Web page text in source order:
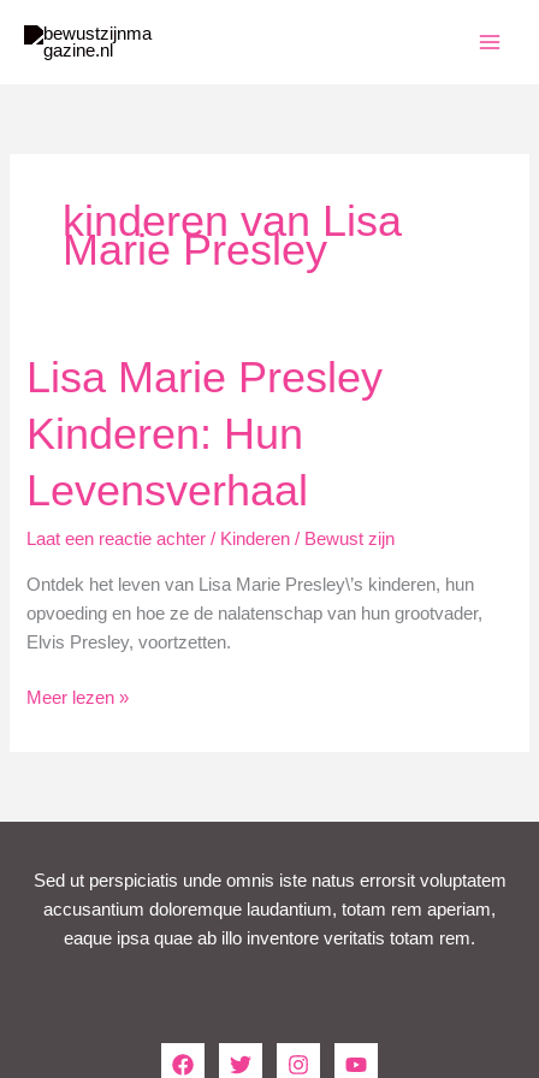
naar
kinderen van Lisa
Marie Presley
Lisa Marie Presley
Kinderen: Hun
Levensverhaal
Laat een reactie achter / Kinderen / Bewust zijn
Ontdek het leven van Lisa Marie Presley\’s kinderen, hun
opvoeding en hoe ze de nalatenschap van hun grootvader,
Elvis Presley, voortzetten.
Lisa
Meer lezen »
Sed ut perspiciatis unde omnis iste natus errorsit voluptatem
accusantium doloremque laudantium, totam rem aperiam,
eaque ipsa quae ab illo inventore veritatis totam rem.